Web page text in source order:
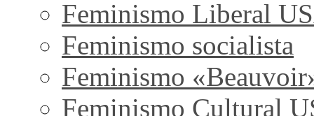
Feminismo Liberal
Feminismo socialista
Feminismo
Feminismo Cultural